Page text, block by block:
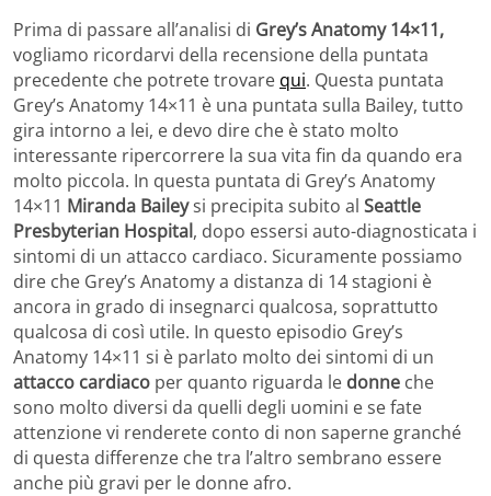
Prima di passare all’analisi di Grey’s Anatomy 14×11,
vogliamo ricordarvi della recensione della puntata
precedente che potrete trovare qui. Questa puntata
Grey’s Anatomy 14×11 è una puntata sulla Bailey, tutto
gira intorno a lei, e devo dire che è stato molto
interessante ripercorrere la sua vita fin da quando era
molto piccola. In questa puntata di Grey’s Anatomy
14×11 Miranda Baileysi precipita subito al Seattle
Presbyterian Hospital, dopo essersi auto-diagnosticata i
sintomi di un attacco cardiaco. Sicuramente possiamo
dire che Grey’s Anatomy a distanza di 14 stagioni è
ancora in grado di insegnarci qualcosa, soprattutto
qualcosa di così utile. In questo episodio Grey’s
Anatomy 14×11 si è parlato molto dei sintomi di un
attacco cardiaco per quanto riguarda le donne che
sono molto diversi da quelli degli uomini e se fate
attenzione vi renderete conto di non saperne granché
di questa differenze che tra l’altro sembrano essere
anche più gravi per le donne afro.